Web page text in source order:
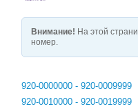
Внимание! На этой
номер.
920-0000000 - 920-0009999
920-0010000 - 920-0019999